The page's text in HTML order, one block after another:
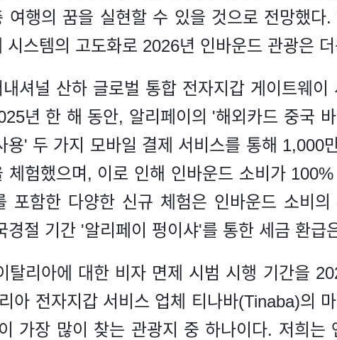
여행의 꿈을 실현할 수 있을 것으로 전망했
시스템의 고도화로 2026년 인바운드 관광은
셔널 산하 글로벌 통합 전자지갑 게이트웨
년 한 해 동안, 알리페이의 '해외카드 중국
용' 두 가지 모바일 결제 서비스를 통해 1,000
체험했으며, 이로 인해 인바운드 소비가
포함한 다양한 신규 체험은 인바운드 소비
경절 기간 '알리페이 펑이샤'를 통한 세금 환급
탈리아에 대한 비자 면제 시범 시행 기간을
아 전자지갑 서비스 업체 티나바(Tinaba)의
가장 많이 찾는 관광지 중 하나이다. 저희는